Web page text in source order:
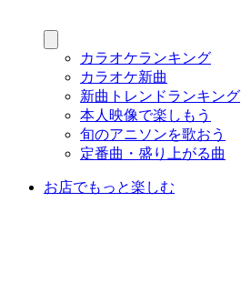
カラオケランキング
カラオケ新曲
新曲トレンドランキング
本人映像で楽しもう
旬のアニソンを歌おう
定番曲・盛り上がる曲
お店でもっと楽しむ